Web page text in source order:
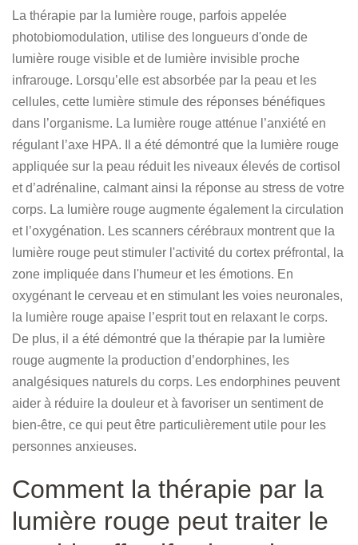
La thérapie par la lumière rouge, parfois appelée
photobiomodulation, utilise des longueurs d'onde de
lumière rouge visible et de lumière invisible proche
infrarouge. Lorsqu’elle est absorbée par la peau et les
cellules, cette lumière stimule des réponses bénéfiques
dans l’organisme. La lumière rouge atténue l’anxiété en
régulant l’axe HPA. Il a été démontré que la lumière rouge
appliquée sur la peau réduit les niveaux élevés de cortisol
et d’adrénaline, calmant ainsi la réponse au stress de votre
corps. La lumière rouge augmente également la circulation
et l’oxygénation. Les scanners cérébraux montrent que la
lumière rouge peut stimuler l'activité du cortex préfrontal, la
zone impliquée dans l'humeur et les émotions. En
oxygénant le cerveau et en stimulant les voies neuronales,
la lumière rouge apaise l’esprit tout en relaxant le corps.
De plus, il a été démontré que la thérapie par la lumière
rouge augmente la production d’endorphines, les
analgésiques naturels du corps. Les endorphines peuvent
aider à réduire la douleur et à favoriser un sentiment de
bien-être, ce qui peut être particulièrement utile pour les
personnes anxieuses.
Comment la thérapie par la
lumière rouge peut traiter le